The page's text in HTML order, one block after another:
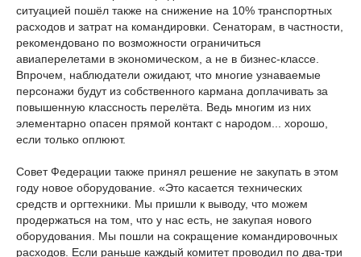
ситуацией пошёл также на снижение на 10% транспортных
расходов и затрат на командировки. Сенаторам, в частности,
рекомендовано по возможности ограничиться
авиаперелетами в экономическом, а не в бизнес-классе.
Впрочем, наблюдатели ожидают, что многие узнаваемые
персонажи будут из собственного кармана доплачивать за
повышенную классность перелёта. Ведь многим из них
элементарно опасен прямой контакт с народом... хорошо,
если только оплюют.
Совет Федерации также принял решение не закупать в этом
году новое оборудование. «Это касается технических
средств и оргтехники. Мы пришли к выводу, что можем
продержаться на том, что у нас есть, не закупая нового
оборудования. Мы пошли на сокращение командировочных
расходов. Если раньше каждый комитет проводил по два-три